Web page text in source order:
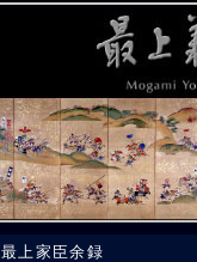
最上家臣余録